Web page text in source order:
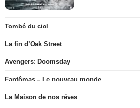
Tombé du ciel
La fin d’Oak Street
Avengers: Doomsday
Fantômas – Le nouveau monde
La Maison de nos rêves